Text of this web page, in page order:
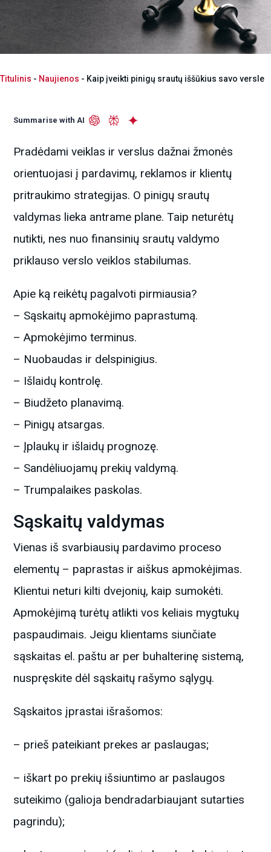
Titulinis - Naujienos - Kaip įveikti pinigų srautų iššūkius savo versle
Summarise with AI
Pradėdami veiklas ir verslus dažnai žmonės
orientuojasi į pardavimų, reklamos ir klientų
pritraukimo strategijas. O pinigų srautų
valdymas lieka antrame plane. Taip neturėtų
nutikti, nes nuo finansinių srautų valdymo
priklauso verslo veiklos stabilumas.
Apie ką reikėtų pagalvoti pirmiausia?
– Sąskaitų apmokėjimo paprastumą.
– Apmokėjimo terminus.
– Nuobaudas ir delspinigius.
– Išlaidų kontrolę.
– Biudžeto planavimą.
– Pinigų atsargas.
– Įplaukų ir išlaidų prognozę.
– Sandėliuojamų prekių valdymą.
– Trumpalaikes paskolas.
Sąskaitų valdymas
Vienas iš svarbiausių pardavimo proceso
elementų – paprastas ir aiškus apmokėjimas.
Klientui neturi kilti dvejonių, kaip sumokėti.
Apmokėjimą turėtų atlikti vos keliais mygtukų
paspaudimais. Jeigu klientams siunčiate
sąskaitas el. paštu ar per buhalterinę sistemą,
nuspręskite dėl sąskaitų rašymo sąlygų.
Sąskaitos įprastai išrašomos:
– prieš pateikiant prekes ar paslaugas;
– iškart po prekių išsiuntimo ar paslaugos
suteikimo (galioja bendradarbiaujant sutarties
pagrindu);